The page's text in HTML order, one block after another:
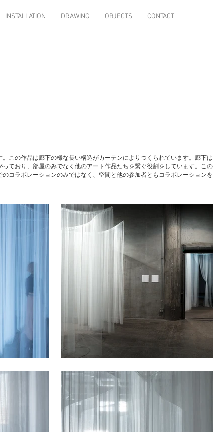
INSTALLATION DRAWING OBJECTS CONTACT
この作品は廊下の様な長い構造がカーテンによりつくられています。廊下は
ており、部屋のみでなく他のアート作品たちを繋ぐ役割をしています。この
コラボレーションのみではなく、空間と他の参加者ともコラボレーションを